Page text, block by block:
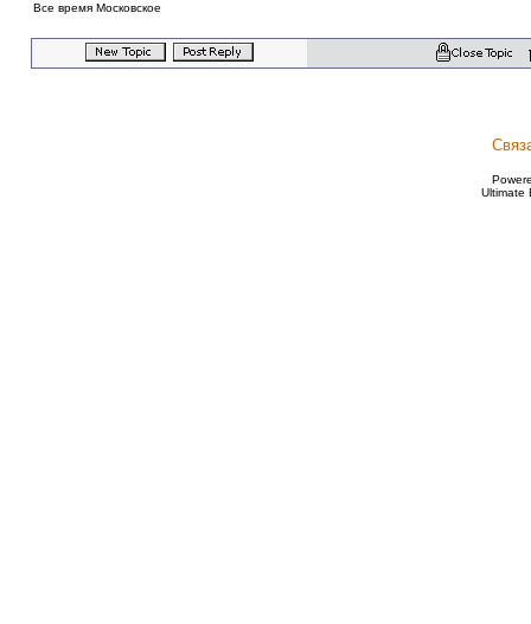
Все время Московское
Ultimate